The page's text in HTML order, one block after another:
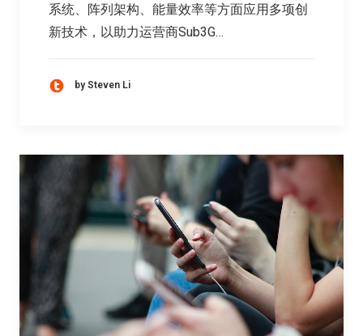
系统、阵列架构、能量效率等方面应用多项创
新技术，以助力运营商Sub3G…
by Steven Li